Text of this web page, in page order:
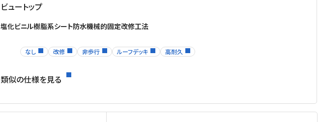
ビュートップ
塩化ビニル樹脂系シート防水機械的固定改修工法
なし 改修 非歩行 ルーフデッキ 高耐久
類似の仕様を見る